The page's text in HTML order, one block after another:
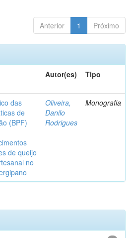
Anterior 1 Próximo
Autor(es) Tipo
das
de
(BPF)
de queijo
no
Oliveira,
Danilo
Rodrigues
Monografia